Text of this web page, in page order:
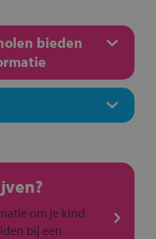
bieden
om je kind
bij een